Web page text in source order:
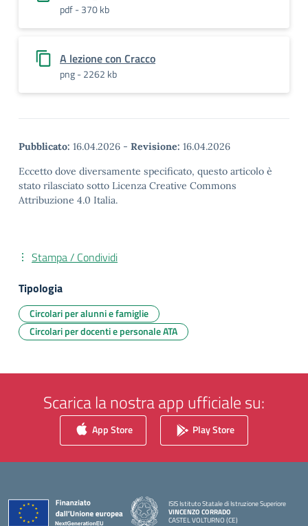
pdf - 370 kb
A lezione con Cracco
png - 2262 kb
Pubblicato: 16.04.2026 - Revisione: 16.04.2026
Eccetto dove diversamente specificato, questo articolo è
stato rilasciato sotto Licenza Creative Commons
Attribuzione 4.0 Italia.
Stampa / Condividi
Tipologia
Circolari per alunni e famiglie
Circolari per docenti e personale ATA
Scarica la nostra app ufficiale su:
App Store Play Store
ISIS Istituto Statale di Istruzione Superiore
VINCENZO CORRADO
CASTEL VOLTURNO (CE)